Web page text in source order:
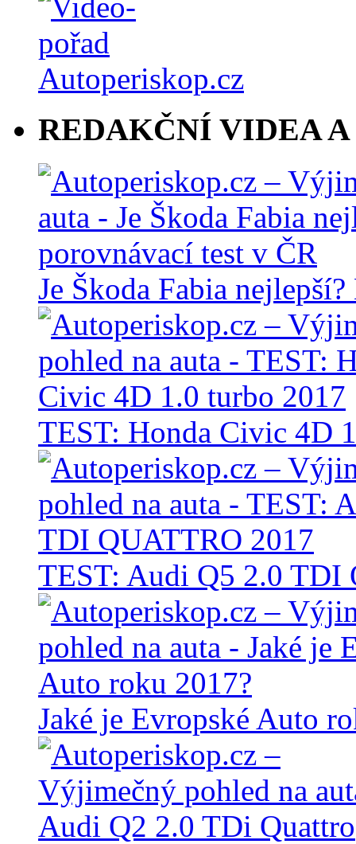
REDAKČNÍ VIDEA A
Je Škoda Fabia
TEST: Honda Civic 4D
TEST: Audi Q5 2.0 TDI
Jaké je Evropské Auto